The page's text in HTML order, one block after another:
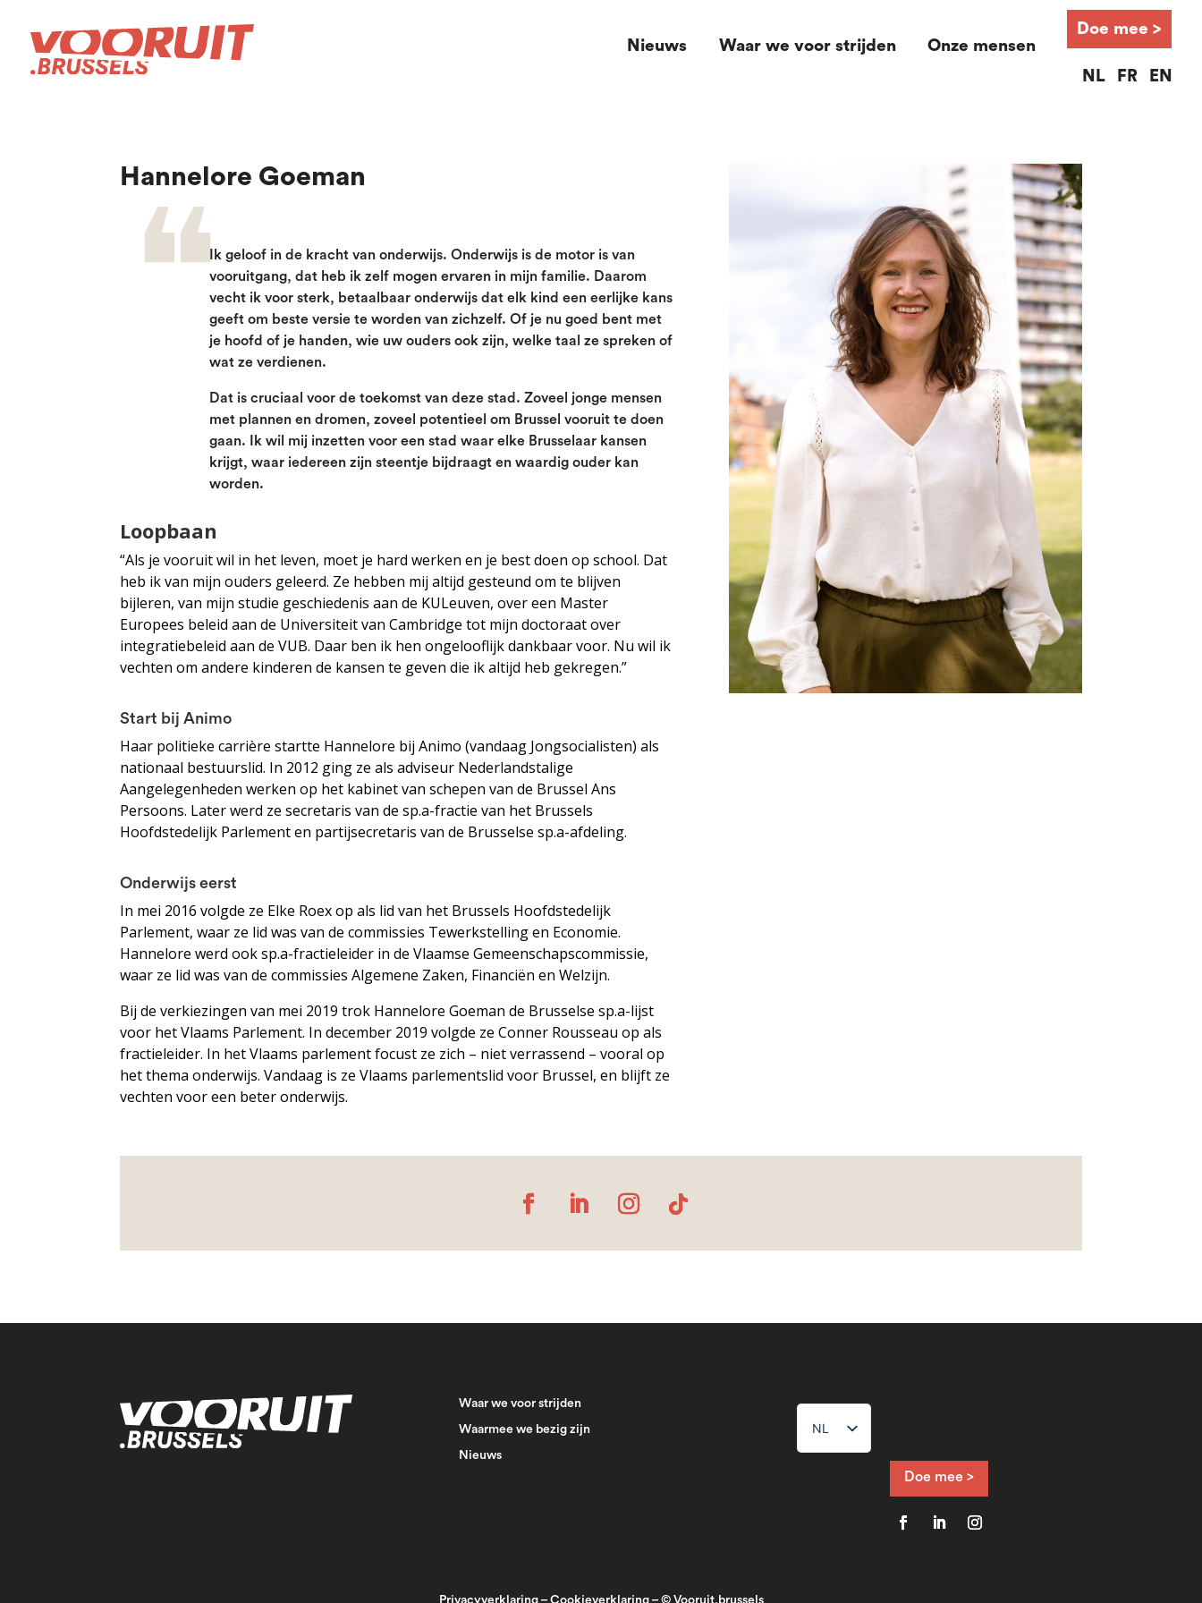
Nieuws Waar we voor strijden Onze mensen
Doe mee >
NL FR EN
Hannelore Goeman
Ik geloof in de kracht van onderwijs. Onderwijs is de motor is van
vooruitgang, dat heb ik zelf mogen ervaren in mijn familie. Daarom
vecht ik voor sterk, betaalbaar onderwijs dat elk kind een eerlijke kans
geeft om beste versie te worden van zichzelf. Of je nu goed bent met
je hoofd of je handen, wie uw ouders ook zijn, welke taal ze spreken of
wat ze verdienen.
Dat is cruciaal voor de toekomst van deze stad. Zoveel jonge mensen
met plannen en dromen, zoveel potentieel om Brussel vooruit te doen
gaan. Ik wil mij inzetten voor een stad waar elke Brusselaar kansen
krijgt, waar iedereen zijn steentje bijdraagt en waardig ouder kan
worden.
Loopbaan
“Als je vooruit wil in het leven, moet je hard werken en je best doen op school. Dat
heb ik van mijn ouders geleerd. Ze hebben mij altijd gesteund om te blijven
bijleren, van mijn studie geschiedenis aan de KULeuven, over een Master
Europees beleid aan de Universiteit van Cambridge tot mijn doctoraat over
integratiebeleid aan de VUB. Daar ben ik hen ongelooflijk dankbaar voor. Nu wil ik
vechten om andere kinderen de kansen te geven die ik altijd heb gekregen.”
Start bij Animo
Haar politieke carrière startte Hannelore bij Animo (vandaag Jongsocialisten) als
nationaal bestuurslid. In 2012 ging ze als adviseur Nederlandstalige
Aangelegenheden werken op het kabinet van schepen van de Brussel Ans
Persoons. Later werd ze secretaris van de sp.a-fractie van het Brussels
Hoofdstedelijk Parlement en partijsecretaris van de Brusselse sp.a-afdeling.
Onderwijs eerst
In mei 2016 volgde ze Elke Roex op als lid van het Brussels Hoofdstedelijk
Parlement, waar ze lid was van de commissies Tewerkstelling en Economie.
Hannelore werd ook sp.a-fractieleider in de Vlaamse Gemeenschapscommissie,
waar ze lid was van de commissies Algemene Zaken, Financiën en Welzijn.
Bij de verkiezingen van mei 2019 trok Hannelore Goeman de Brusselse sp.a-lijst
voor het Vlaams Parlement. In december 2019 volgde ze Conner Rousseau op als
fractieleider. In het Vlaams parlement focust ze zich – niet verrassend – vooral op
het thema onderwijs. Vandaag is ze Vlaams parlementslid voor Brussel, en blijft ze
vechten voor een beter onderwijs.
Waar we voor strijden
Waarmee we bezig zijn
Nieuws
NL
FR
Doe mee >
Privacyverklaring– Cookieverklaring– © Vooruit.brussels